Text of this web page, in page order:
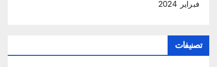
فبراير 2024
تصنيفات